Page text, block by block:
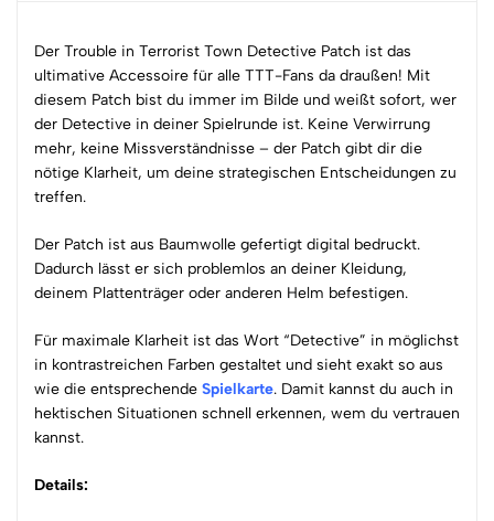
Der Trouble in Terrorist Town Detective Patch ist das
ultimative Accessoire für alle TTT-Fans da draußen! Mit
diesem Patch bist du immer im Bilde und weißt sofort, wer
der Detective in deiner Spielrunde ist. Keine Verwirrung
mehr, keine Missverständnisse – der Patch gibt dir die
nötige Klarheit, um deine strategischen Entscheidungen zu
treffen.
Der Patch ist aus Baumwolle gefertigt digital bedruckt.
Dadurch lässt er sich problemlos an deiner Kleidung,
deinem Plattenträger oder anderen Helm befestigen.
Für maximale Klarheit ist das Wort “Detective” in möglichst
in kontrastreichen Farben gestaltet und sieht exakt so aus
wie die entsprechende Spielkarte. Damit kannst du auch in
hektischen Situationen schnell erkennen, wem du vertrauen
kannst.
Details: